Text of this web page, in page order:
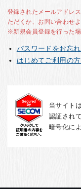
お知らせ
English
登録されたメールアドレ
ただくか、お問い合わせ
※新規会員登録を行った
パスワードをお忘
はじめてご利用の
当サイト
認証され
暗号化に